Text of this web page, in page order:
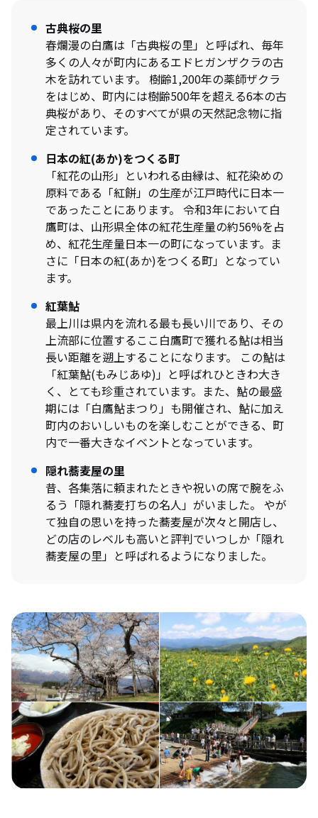
古典桜の里
春爛漫の白鷹は「古典桜の里」と呼ばれ、毎年
多くの人々が町内にあるエドヒガンザクラの古
木を訪れています。 樹齢1,200年の薬師ザクラ
をはじめ、町内には樹齢500年を超える6本の古
典桜があり、そのすべてが県の天然記念物に指
定されています。
日本の紅(あか)をつくる町
「紅花の山形」といわれる由縁は、紅花染めの
原料である「紅餅」の生産が江戸時代に日本一
であったことにあります。 令和3年において白
鷹町は、山形県全体の紅花生産量の約56%を占
め、紅花生産量日本一の町になっています。ま
さに「日本の紅(あか)をつくる町」となってい
ます。
紅葉鮎
最上川は県内を流れる最も長い川であり、その
上流部に位置するここ白鷹町で獲れる鮎は相当
長い距離を遡上することになります。 この鮎は
「紅葉鮎(もみじあゆ)」と呼ばれひときわ大き
く、とても珍重されています。また、鮎の最盛
期には「白鷹鮎まつり」も開催され、鮎に加え
町内のおいしいものを楽しむことができる、町
内で一番大きなイベントとなっています。
隠れ蕎麦屋の里
昔、各集落に頼まれたときや祝いの席で腕をふ
るう「隠れ蕎麦打ちの名人」がいました。 やが
て独自の思いを持った蕎麦屋が次々と開店し、
どの店のレベルも高いと評判でいつしか「隠れ
蕎麦屋の里」と呼ばれるようになりました。